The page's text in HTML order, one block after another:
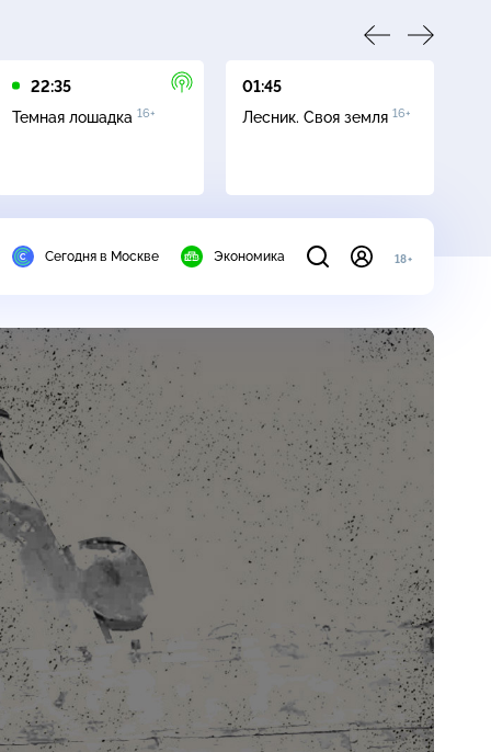
22:35
Темная лошадка 16+
01:45
Лесник. Своя земля 16+
Сегодня в Москве Экономика 18+